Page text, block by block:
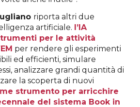
riporta altri due
artificiale. l’IA
per le attività
per rendere gli esperimenti
ed efficienti, simulare
analizzare grandi quantità di
la scoperta di nuovi
strumento per arricchire
del sistema Book in